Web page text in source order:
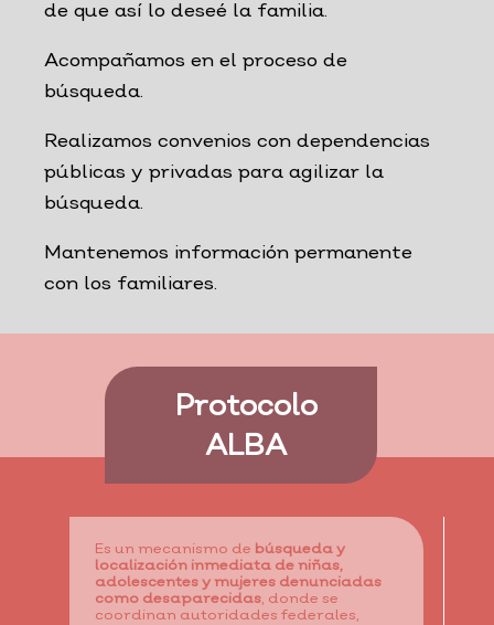
de que así lo deseé la familia.
Acompañamos en el proceso de
búsqueda.
Realizamos convenios con dependencias
públicas y privadas para agilizar la
búsqueda.
Mantenemos información permanente
con los familiares.
Protocolo
ALBA
Es un mecanismo de búsqueda y
localización inmediata de niñas,
adolescentes y mujeres denunciadas
como desaparecidas, donde se
coordinan autoridades federales,